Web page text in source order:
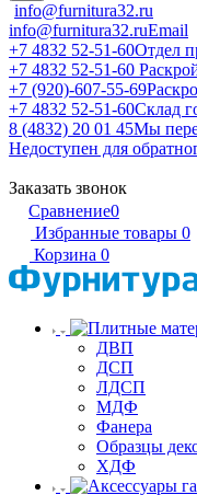
info@furnitura32.ru
info@furnitura32.ruEmail
+7 4832 52-51-60Отдел
+7 4832 52-51-60
+7 (920)-607-55-69
+7 4832 52-51-60Склад
8 (4832) 20 01 45Мы
Недоступен для
Заказать звонок
Сравнение0
Избранные товары 0
Корзина 0
ДВП
ДСП
ЛДСП
МДФ
Фанера
Образцы
ХДФ